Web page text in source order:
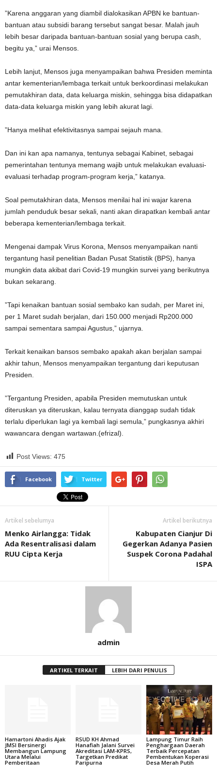
”Karena anggaran yang diambil dialokasikan APBN ke bantuan-
bantuan atau subsidi barang tersebut sangat besar. Malah jauh
lebih besar daripada bantuan-bantuan sosial yang berupa cash,
begitu ya,” urai Mensos.
Lebih lanjut, Mensos juga menyampaikan bahwa Presiden meminta
antar kementerian/lembaga terkait untuk berkoordinasi melakukan
pemutakhiran data, data keluarga miskin, sehingga bisa didapatkan
data-data keluarga miskin yang lebih akurat lagi.
”Hanya melihat efektivitasnya sampai sejauh mana.
Dan ini kan apa namanya, tentunya sebagai Kabinet, sebagai
pemerintahan tentunya memang wajib untuk melakukan evaluasi-
evaluasi terhadap program-program kerja,” katanya.
Soal pemutakhiran data, Mensos menilai hal ini wajar karena
jumlah penduduk besar sekali, nanti akan dirapatkan kembali antar
beberapa kementerian/lembaga terkait.
Mengenai dampak Virus Korona, Mensos menyampaikan nanti
tergantung hasil penelitian Badan Pusat Statistik (BPS), hanya
mungkin data akibat dari Covid-19 mungkin survei yang berikutnya
bukan sekarang.
”Tapi kenaikan bantuan sosial sembako kan sudah, per Maret ini,
per 1 Maret sudah berjalan, dari 150.000 menjadi Rp200.000
sampai sementara sampai Agustus,” ujarnya.
Terkait kenaikan bansos sembako apakah akan berjalan sampai
akhir tahun, Mensos menyampaikan tergantung dari keputusan
Presiden.
”Tergantung Presiden, apabila Presiden memutuskan untuk
diteruskan ya diteruskan, kalau ternyata dianggap sudah tidak
terlalu diperlukan lagi ya kembali lagi semula,” pungkasnya akhiri
wawancara dengan wartawan.(efrizal).
Post Views: 475
Facebook Twitter
Artikel sebelumya
Menko Airlangga: Tidak
Ada Resentralisasi dalam
RUU Cipta Kerja
Artikel berikutnya
Kabupaten Cianjur Di
Gegerkan Adanya Pasien
Suspek Corona Padahal
ISPA
admin
ARTIKEL TERKAIT LEBIH DARI PENULIS
Hamartoni Ahadis Ajak
JMSI Bersinergi
Membangun Lampung
Utara Melalui
Pemberitaan
RSUD KH Ahmad
Hanafiah Jalani Survei
Akreditasi LAM-KPRS,
Targetkan Predikat
Paripurna
Lampung Timur Raih
Penghargaan Daerah
Terbaik Percepatan
Pembentukan Koperasi
Desa Merah Putih